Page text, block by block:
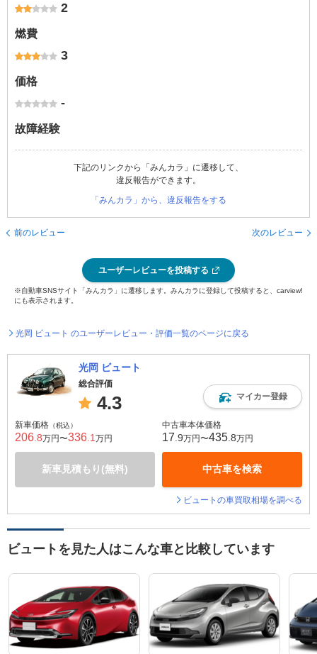
2
燃費
3
価格
-
故障経験
下記のリンクから「みんカラ」に遷移して、
違反報告ができます。
「みんカラ」から、違反報告をする
前のレビュー 次のレビュー
ユーザーレビューを投稿する
※自動車SNSサイト「みんカラ」に遷移します。みんカラに登録して投稿すると、carview!
にも表示されます。
光岡 ビュート のユーザーレビュー・評価一覧のページに戻る
光岡 ビュート
総合評価
4.3 マイカー登録
新車価格 （税込）
206 .8万円〜336 .1 万円
新車見積もり(無料)
中古車本体価格
17 .9万円〜435 .8万円
中古車を検索
ビュートの車買取相場を調べる
ビュートを見た人はこんな車と比較しています